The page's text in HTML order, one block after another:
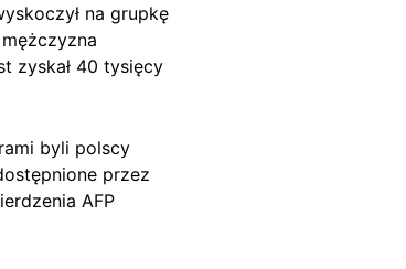
na grupkę
zyskał 40 tysięcy
byli polscy
przez
AFP